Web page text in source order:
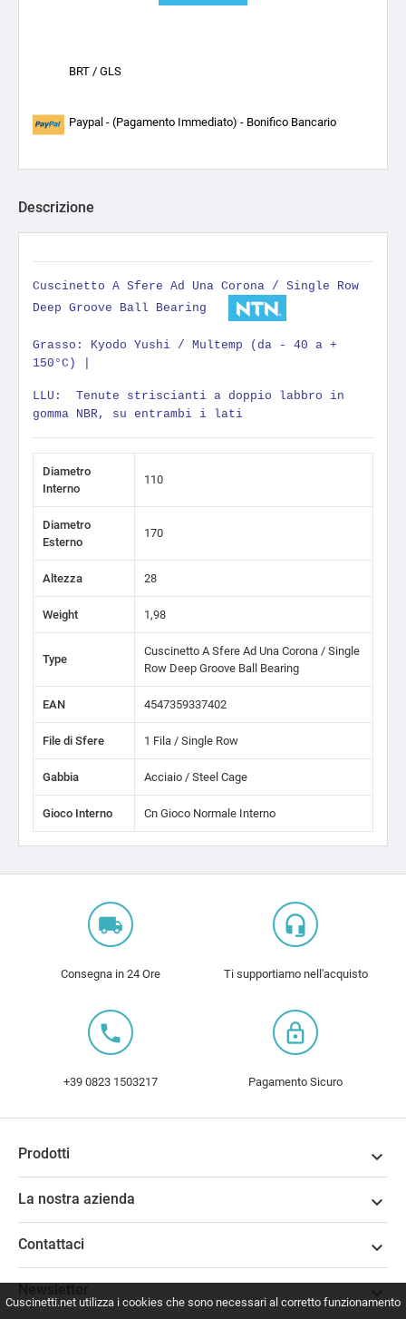
BRT / GLS
Paypal - (Pagamento Immediato) - Bonifico Bancario
Descrizione
Cuscinetto A Sfere Ad Una Corona / Single Row
Deep Groove Ball Bearing
Grasso: Kyodo Yushi / Multemp (da - 40 a +
150°C) |
LLU: Tenute striscianti a doppio labbro in
gomma NBR, su entrambi i lati
Diametro
Interno
110
Diametro
Esterno
170
Altezza 28
Weight 1,98
Type
Cuscinetto A Sfere Ad Una Corona / Single
Row Deep Groove Ball Bearing
EAN 4547359337402
File di Sfere 1 Fila / Single Row
Gabbia Acciaio / Steel Cage
Gioco Interno Cn Gioco Normale Interno
local_shipping
Consegna in 24 Ore
headset_mic
Ti supportiamo nell'acquisto
local_phone
+39 0823 1503217
lock_outline
Pagamento Sicuro
Prodotti 
La nostra azienda 
Contattaci 
Cuscinetti.net utilizza i cookies che sono necessari al corretto funzionamento